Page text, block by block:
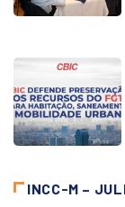
INCC-M –